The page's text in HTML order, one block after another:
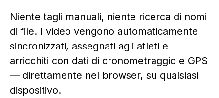
Niente tagli manuali, niente ricerca di nomi
di file. I video vengono automaticamente
sincronizzati, assegnati agli atleti e
arricchiti con dati di cronometraggio e GPS
— direttamente nel browser, su qualsiasi
dispositivo.